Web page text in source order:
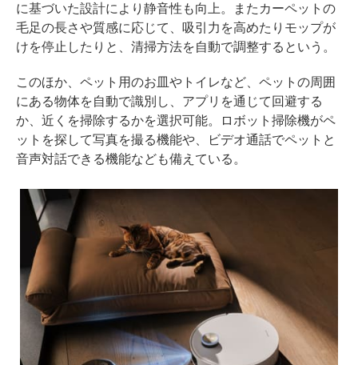
に基づいた設計により静音性も向上。またカーペットの
毛足の長さや質感に応じて、吸引力を高めたりモップが
けを停止したりと、清掃方法を自動で調整するという。
このほか、ペット用のお皿やトイレなど、ペットの周囲
にある物体を自動で識別し、アプリを通じて回避する
か、近くを掃除するかを選択可能。ロボット掃除機がペ
ットを探して写真を撮る機能や、ビデオ通話でペットと
音声対話できる機能なども備えている。